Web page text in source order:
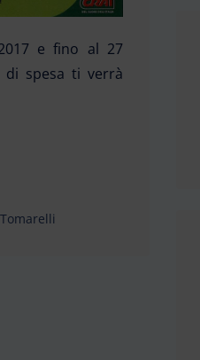
e fino al 27
di spesa ti verrà